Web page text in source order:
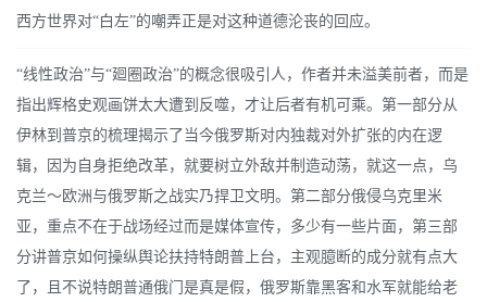
西方世界对“白左”的嘲弄正是对这种道德沦丧的回应。
“线性政治”与“廻圈政治”的概念很吸引人，作者并未溢美前者，而是
指出辉格史观画饼太大遭到反噬，才让后者有机可乘。第一部分从
伊林到普京的梳理揭示了当今俄罗斯对内独裁对外扩张的内在逻
辑，因为自身拒绝改革，就要树立外敌并制造动荡，就这一点，乌
克兰～欧洲与俄罗斯之战实乃捍卫文明。第二部分俄侵乌克里米
亚，重点不在于战场经过而是媒体宣传，多少有一些片面，第三部
分讲普京如何操纵舆论扶持特朗普上台，主观臆断的成分就有点大
了，且不说特朗普通俄门是真是假，俄罗斯靠黑客和水军就能给老